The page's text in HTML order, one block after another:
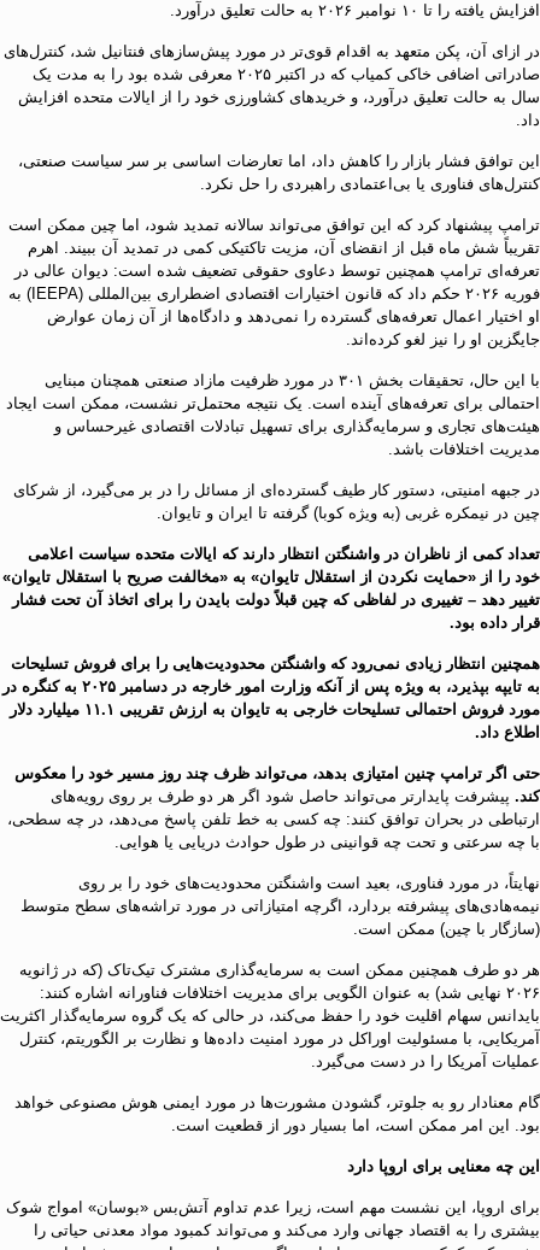
افزایش یافته را تا ۱۰ نوامبر ۲۰۲۶ به حالت تعلیق درآورد.
در ازای آن، پکن متعهد به اقدام قوی‌تر در مورد پیش‌ساز‌های فنتانیل شد، کنترل‌های
صادراتی اضافی خاکی کمیاب که در اکتبر ۲۰۲۵ معرفی شده بود را به مدت یک
سال به حالت تعلیق درآورد، و خرید‌های کشاورزی خود را از ایالات متحده افزایش
داد.
این توافق فشار بازار را کاهش داد، اما تعارضات اساسی بر سر سیاست صنعتی،
کنترل‌های فناوری یا بی‌اعتمادی راهبردی را حل نکرد.
ترامپ پیشنهاد کرد که این توافق می‌تواند سالانه تمدید شود، اما چین ممکن است
تقریباً شش ماه قبل از انقضای آن، مزیت تاکتیکی کمی در تمدید آن ببیند. اهرم
تعرفه‌ای ترامپ همچنین توسط دعاوی حقوقی تضعیف شده است: دیوان عالی در
فوریه ۲۰۲۶ حکم داد که قانون اختیارات اقتصادی اضطراری بین‌المللی (IEEPA) به
او اختیار اعمال تعرفه‌های گسترده را نمی‌دهد و دادگاه‌ها از آن زمان عوارض
جایگزین او را نیز لغو کرده‌اند.
با این حال، تحقیقات بخش ۳۰۱ در مورد ظرفیت مازاد صنعتی همچنان مبنایی
احتمالی برای تعرفه‌های آینده است. یک نتیجه محتمل‌تر نشست، ممکن است ایجاد
هیئت‌های تجاری و سرمایه‌گذاری برای تسهیل تبادلات اقتصادی غیرحساس و
مدیریت اختلافات باشد.
در جبهه امنیتی، دستور کار طیف گسترده‌ای از مسائل را در بر می‌گیرد، از شرکای
چین در نیمکره غربی (به ویژه کوبا) گرفته تا ایران و تایوان.
تعداد کمی از ناظران در واشنگتن انتظار دارند که ایالات متحده سیاست اعلامی
خود را از «حمایت نکردن از استقلال تایوان» به «مخالفت صریح با استقلال تایوان»
تغییر دهد – تغییری در لفاظی که چین قبلاً دولت بایدن را برای اتخاذ آن تحت فشار
قرار داده بود.
همچنین انتظار زیادی نمی‌رود که واشنگتن محدودیت‌هایی را برای فروش تسلیحات
به تایپه بپذیرد، به ویژه پس از آنکه وزارت امور خارجه در دسامبر ۲۰۲۵ به کنگره در
مورد فروش احتمالی تسلیحات خارجی به تایوان به ارزش تقریبی ۱۱.۱ میلیارد دلار
اطلاع داد.
حتی اگر ترامپ چنین امتیازی بدهد، می‌تواند ظرف چند روز مسیر خود را معکوس
کند. پیشرفت پایدارتر می‌تواند حاصل شود اگر هر دو طرف بر روی رویه‌های
ارتباطی در بحران توافق کنند: چه کسی به خط تلفن پاسخ می‌دهد، در چه سطحی،
با چه سرعتی و تحت چه قوانینی در طول حوادث دریایی یا هوایی.
نهایتاً، در مورد فناوری، بعید است واشنگتن محدودیت‌های خود را بر روی
نیمه‌هادی‌های پیشرفته بردارد، اگرچه امتیازاتی در مورد تراشه‌های سطح متوسط
(سازگار با چین) ممکن است.
هر دو طرف همچنین ممکن است به سرمایه‌گذاری مشترک تیک‌تاک (که در ژانویه
۲۰۲۶ نهایی شد) به عنوان الگویی برای مدیریت اختلافات فناورانه اشاره کنند:
بایدانس سهام اقلیت خود را حفظ می‌کند، در حالی که یک گروه سرمایه‌گذار اکثریت
آمریکایی، با مسئولیت اوراکل در مورد امنیت داده‌ها و نظارت بر الگوریتم، کنترل
عملیات آمریکا را در دست می‌گیرد.
گام معنادار رو به جلوتر، گشودن مشورت‌ها در مورد ایمنی هوش مصنوعی خواهد
بود. این امر ممکن است، اما بسیار دور از قطعیت است.
این چه معنایی برای اروپا دارد
برای اروپا، این نشست مهم است، زیرا عدم تداوم آتش‌بس «بوسان» امواج شوک
بیشتری را به اقتصاد جهانی وارد می‌کند و می‌تواند کمبود مواد معدنی حیاتی را